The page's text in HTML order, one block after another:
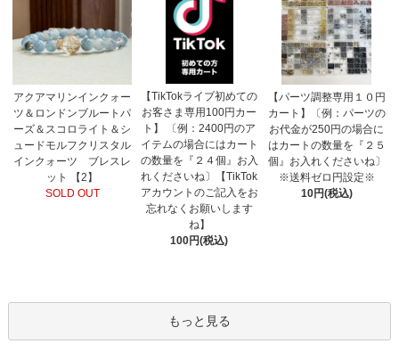
アクアマリンインクォー
ツ＆ロンドンブルートパ
ーズ＆スコロライト＆シ
ュードモルフクリスタル
インクォーツ ブレスレ
ット 【2】
SOLD OUT
【TikTokライブ初めての
お客さま専用100円カー
ト】 〔例：2400円のア
イテムの場合にはカート
の数量を『２４個』お入
れくださいね〕【TikTok
アカウントのご記入をお
忘れなくお願いします
ね】
100円(税込)
【パーツ調整専用１０円
カート】〔例：パーツの
お代金が250円の場合に
はカートの数量を『２５
個』お入れくださいね〕
※送料ゼロ円設定※
10円(税込)
もっと見る